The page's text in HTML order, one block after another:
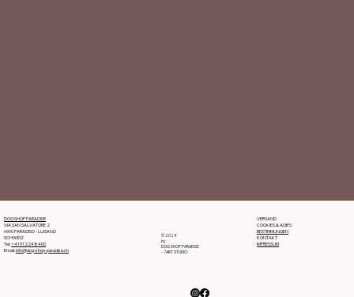
DOG SHOP PARADISE
VIA SAN SALVATORE 2
6900 PARADISO - LUGANO
SCHWEIZ
Tel:+41912248400
Email:info@dog-shop-paradise.ch
© 2024
by
DOG SHOP PARADISE
- 7ART STUDIO
VERSAND
COOKIES & AGB'S
BESTIMMUNGEN
KONTAKT
IMPRESSUM